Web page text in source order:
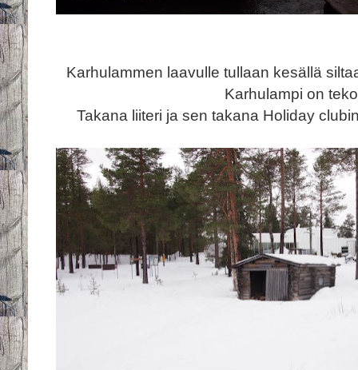
Karhulammen laavulle tullaan kesällä
Karhulampi on
Takana liiteri ja sen takana Holiday